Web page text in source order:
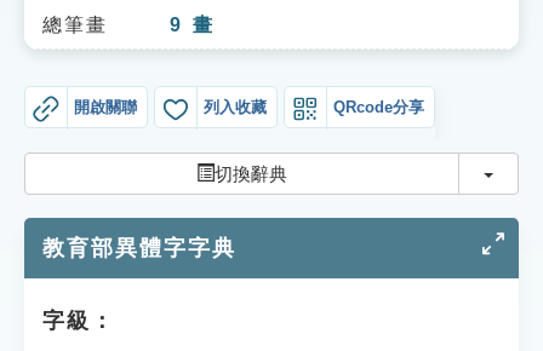
單字索引
貓頭鷹博士
總筆畫 9 畫
開啟關聯 列入收藏 QRcode分享
切換辭典 切換
教育部異體字字典
字級：